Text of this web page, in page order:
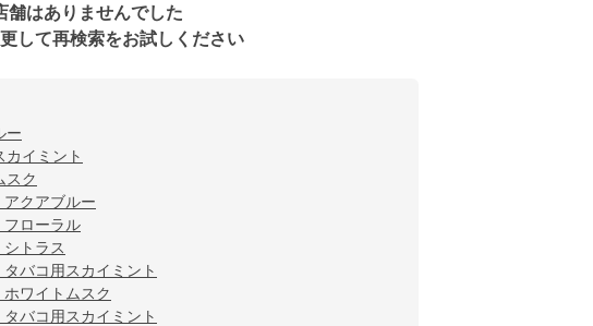
舗はありませんでした
して再検索をお試しください
ー
イミント
スク
クアブルー
ローラル
トラス
バコ用スカイミント
ワイトムスク
バコ用スカイミント